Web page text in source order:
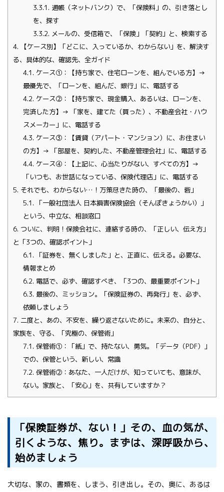
3.3.1. 通帳（ネットバンク）で、「保険料」の、引き落とし
を、探す
3.3.2. メールの、受信箱で、「保険」「契約」と、検索する
4. 【ケース別】「どこに、入っているか、わからない」を、解決す
る、具体的な、確認先、全ガイド
4.1. ケース①：【持ち家で、住宅ローンを、組んでいる方】→
最優先で、「ローンを、組んだ、銀行」に、電話する
4.2. ケース②：【持ち家で、現金購入、あるいは、ローンを、
完済した方】→ 「家を、建てた（買った）、不動産会社・ハウ
スメーカー」に、電話する
4.3. ケース③：【賃貸（アパート・マンション）に、お住まい
の方】→ 「部屋を、契約した、不動産管理会社」に、電話する
4.4. ケース④：【上記に、心当たりがない、すべての方】→
「いつも、お世話になっている、保険代理店」に、電話する
5. それでも、わからない…！万策尽きた時の、「最後の、砦」
5.1. 「一般社団法人 日本損害保険協会（そんぽきょうかい）」
という、中立な、相談窓口
6. ついに、判明！保険会社に、連絡する時の、「正しい、伝え方」
と「3つの、確認ポイント」
6.1. 「証券を、無くしました」と、正直に、伝える。必要な、
情報まとめ
6.2. 電話で、必ず、確認すべき、「3つの、最重要ポイント」
6.3. 最後の、ミッション。「保険証券の、再発行」を、必ず、
依頼しましょう
7. 二度と、あの、不安を、繰り返さないために。未来の、自分と、
家族を、守る、「究極の、保管術」
7.1. 保管術①：「紙」で、持たない、勇気。「データ（PDF）」
での、保管という、新しい、常識
7.2. 保管術②：あなた、一人だけが、知っていても、意味が、
ない。家族と、「安心」を、共有していますか？
「保険証券が、ない！」その、血の気が、
引くような、焦り。まずは、深呼吸から、
始めましょう
大切な、家の、書類を、しまう、引き出し。その、奥に、あるは